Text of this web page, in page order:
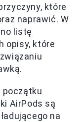
które
naprawić. W
listę
opisy, które
początku
AirPods są
na